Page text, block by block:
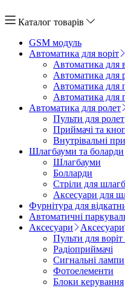
Каталог товарів
GSM модуль
Автоматика для воріт
Автоматика для
Автоматика для
Автоматика для
Автоматика для
Автоматика для ролет
Пульти для ролет
Приймачі та
Внутрівальні
Шлагбауми та боларди
Шлагбауми
Болларди
Стріли для
Аксесуари для
Фурнітура для
Автоматичні
Аксесуари
Аксесуари
Пульти для воріт
Радіоприймачі
Сигнальні лампи
Фотоелементи
Блоки керування